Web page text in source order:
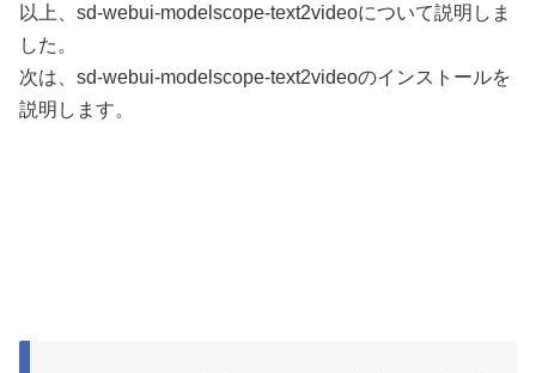
以上、sd-webui-modelscope-text2videoについて説明しま
した。
次は、sd-webui-modelscope-text2videoのインストールを
説明します。